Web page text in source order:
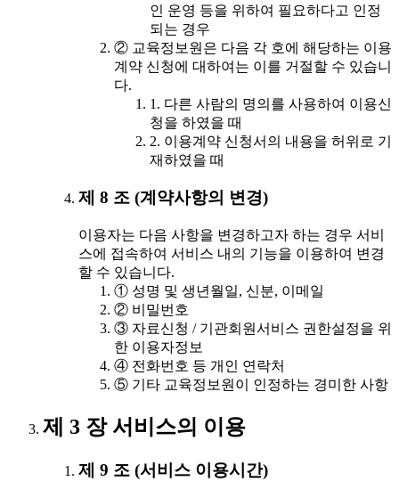
인 운영 등을 위하여 필요하다고 인정
되는 경우
② 교육정보원은 다음 각 호에 해당하는 이용
계약 신청에 대하여는 이를 거절할 수 있습니
다.
1. 다른 사람의 명의를 사용하여 이용신
청을 하였을 때
2. 이용계약 신청서의 내용을 허위로 기
재하였을 때
제 8 조 (계약사항의 변경)
이용자는 다음 사항을 변경하고자 하는 경우 서비
스에 접속하여 서비스 내의 기능을 이용하여 변경
할 수 있습니다.
① 성명 및 생년월일, 신분, 이메일
② 비밀번호
③ 자료신청 / 기관회원서비스 권한설정을 위
한 이용자정보
④ 전화번호 등 개인 연락처
⑤ 기타 교육정보원이 인정하는 경미한 사항
제 3 장 서비스의 이용
제 9 조 (서비스 이용시간)